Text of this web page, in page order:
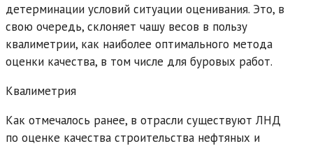
детерминации условий ситуации оценивания. Это, в
свою очередь, склоняет чашу весов в пользу
квалиметрии, как наиболее оптимального метода
оценки качества, в том числе для буровых работ.
Квалиметрия
Как отмечалось ранее, в отрасли существуют ЛНД
по оценке качества строительства нефтяных и